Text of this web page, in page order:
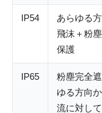
IP54
あらゆる
飛沫＋粉
保護
IP65
粉塵完全
ゆる方向
流に対し